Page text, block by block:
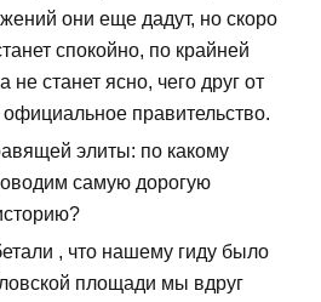
они еще дадут, но скоро
спокойно, по крайней
станет ясно, чего друг от
официальное правительство.
элиты: по какому
самую дорогую
, что нашему гиду было
площади мы вдруг